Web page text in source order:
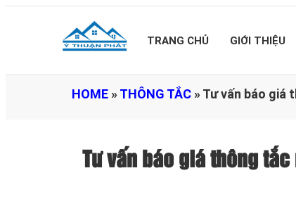
TRANG CHỦ GIỚI THIỆU
HOME »THÔNG TẮC »Tư vấn báo giá
Tư vấn báo giá thông